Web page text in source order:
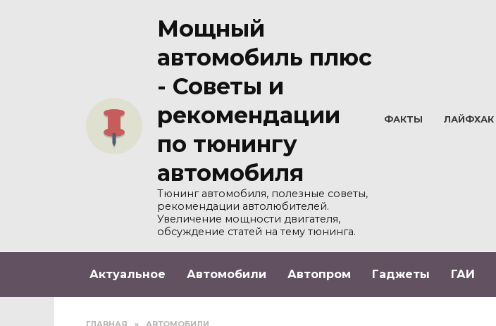
Мощный
автомобиль плюс
- Советы и
рекомендации
по тюнингу
автомобиля
Тюнинг автомобиля, полезные советы,
рекомендации автолюбителей.
Увеличение мощности двигателя,
обсуждение статей на тему тюнинга.
ФАКТЫ ЛАЙФХАК
Актуальное Автомобили Автопром Гаджеты ГАИ
ГЛАВНАЯ » АВТОМОБИЛИ